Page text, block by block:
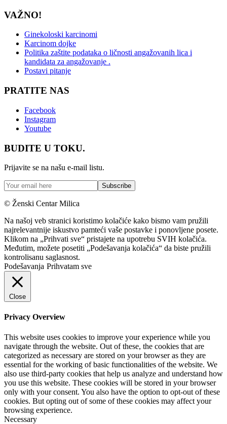
VAŽNO!
Ginekoloski karcinomi
Karcinom dojke
Politika zaštite podataka o ličnosti angažovanih lica i
kandidata za angažovanje .
Postavi pitanje
PRATITE NAS
Facebook
Instagram
Youtube
BUDITE U TOKU.
Prijavite se na našu e-mail listu.
© Ženski Centar Milica
Na našoj veb stranici koristimo kolačiće kako bismo vam pružili
najrelevantnije iskustvo pamteći vaše postavke i ponovljene posete.
Klikom na „Prihvati sve“ pristajete na upotrebu SVIH kolačića.
Međutim, možete posetiti „Podešavanja kolačića“ da biste pružili
kontrolisanu saglasnost.
Podešavanja Prihvatam sve
Close
Privacy Overview
This website uses cookies to improve your experience while you
navigate through the website. Out of these, the cookies that are
categorized as necessary are stored on your browser as they are
essential for the working of basic functionalities of the website. We
also use third-party cookies that help us analyze and understand how
you use this website. These cookies will be stored in your browser
only with your consent. You also have the option to opt-out of these
cookies. But opting out of some of these cookies may affect your
browsing experience.
Necessary